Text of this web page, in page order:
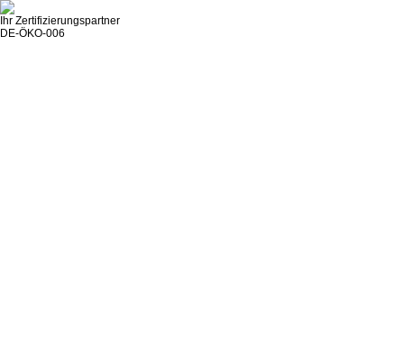
Ihr Zertifizierungspartner
DE-ÖKO-006